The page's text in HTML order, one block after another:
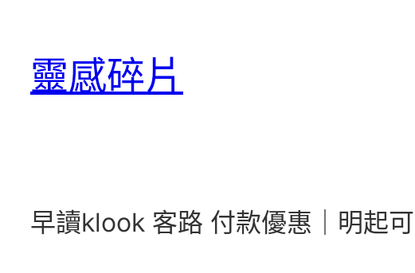
靈感碎片
早讀klook 客路 付款優惠｜明起